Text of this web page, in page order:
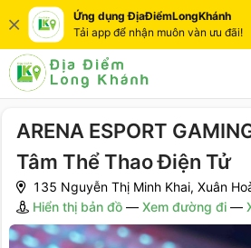
Ứng dụng ĐịaĐiểmLongKhánh
Tải app để nhận muôn vàn ưu đãi!
ARENA ESPORT
Tâm Thể Thao Điện Tử
135 Nguyễn Thị Minh Khai, Xuân
Hiển thị bản đồ — Xem đường đi —